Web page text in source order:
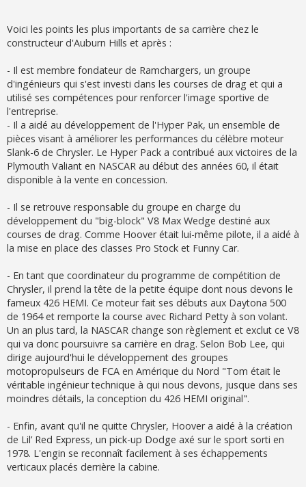
Voici les points les plus importants de sa carrière chez le
constructeur d'Auburn Hills et après :
- Il est membre fondateur de Ramchargers, un groupe
d'ingénieurs qui s'est investi dans les courses de drag et qui a
utilisé ses compétences pour renforcer l'image sportive de
l'entreprise.
- Il a aidé au développement de l'Hyper Pak, un ensemble de
pièces visant à améliorer les performances du célèbre moteur
Slank-6 de Chrysler. Le Hyper Pack a contribué aux victoires de la
Plymouth Valiant en NASCAR au début des années 60, il était
disponible à la vente en concession.
- Il se retrouve responsable du groupe en charge du
développement du "big-block" V8 Max Wedge destiné aux
courses de drag. Comme Hoover était lui-même pilote, il a aidé à
la mise en place des classes Pro Stock et Funny Car.
- En tant que coordinateur du programme de compétition de
Chrysler, il prend la tête de la petite équipe dont nous devons le
fameux 426 HEMI. Ce moteur fait ses débuts aux Daytona 500
de 1964 et remporte la course avec Richard Petty à son volant.
Un an plus tard, la NASCAR change son règlement et exclut ce V8
qui va donc poursuivre sa carrière en drag. Selon Bob Lee, qui
dirige aujourd'hui le développement des groupes
motopropulseurs de FCA en Amérique du Nord "Tom était le
véritable ingénieur technique à qui nous devons, jusque dans ses
moindres détails, la conception du 426 HEMI original".
- Enfin, avant qu'il ne quitte Chrysler, Hoover a aidé à la création
de Lil’ Red Express, un pick-up Dodge axé sur le sport sorti en
1978. L'engin se reconnaît facilement à ses échappements
verticaux placés derrière la cabine.